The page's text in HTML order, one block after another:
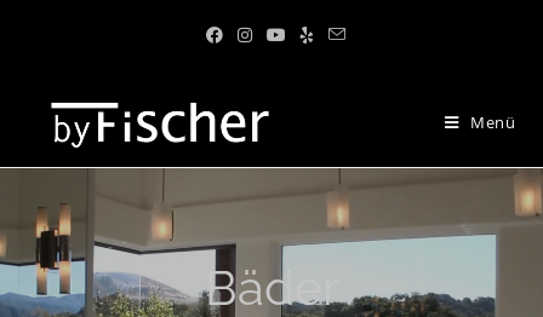
Menü
Bäder
> Bäder Bäder